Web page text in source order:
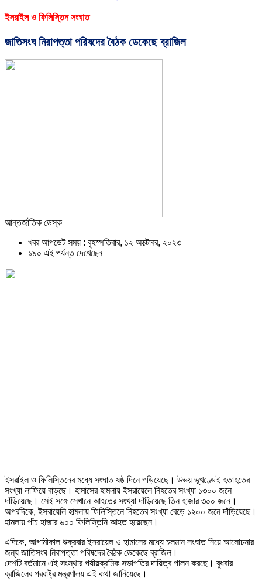
ইসরাইল ও ফিলিস্তিন সংঘাত
জাতিসংঘ নিরাপত্তা পরিষদের বৈঠক ডেকেছে ব্রাজিল
আন্তর্জাতিক ডেস্ক
খবর আপডেট সময় : বৃহস্পতিবার, ১২ অক্টোবর, ২০২৩
১৯০ এই পর্যন্ত দেখেছেন
ইসরাইল ও ফিলিস্তিনের মধ্যে সংঘাত ষষ্ঠ দিনে গড়িয়েছে। উভয় ভূখণ্ডেই হতাহতের
সংখ্যা লাফিয়ে বাড়ছে। হামাসের হামলায় ইসরায়েলে নিহতের সংখ্যা ১৩০০ জনে
দাঁড়িয়েছে। সেই সঙ্গে সেখানে আহতের সংখ্যা দাঁড়িয়েছে তিন হাজার ৩০০ জনে।
অপরদিকে, ইসরায়েলি হামলায় ফিলিস্তিনে নিহতের সংখ্যা বেড়ে ১২০০ জনে দাঁড়িয়েছে।
হামলায় পাঁচ হাজার ৬০০ ফিলিস্তিনি আহত হয়েছেন।
এদিকে, আগামীকাল শুক্রবার ইসরায়েল ও হামাসের মধ্যে চলমান সংঘাত নিয়ে আলোচনার
জন্য জাতিসংঘ নিরাপত্তা পরিষদের বৈঠক ডেকেছে ব্রাজিল।
দেশটি বর্তমানে এই সংস্থার পর্যায়ক্রমিক সভাপতির দায়িত্ব পালন করছে। বুধবার
ব্রাজিলের পররাষ্ট্র মন্ত্রণালয় এই কথা জানিয়েছে।